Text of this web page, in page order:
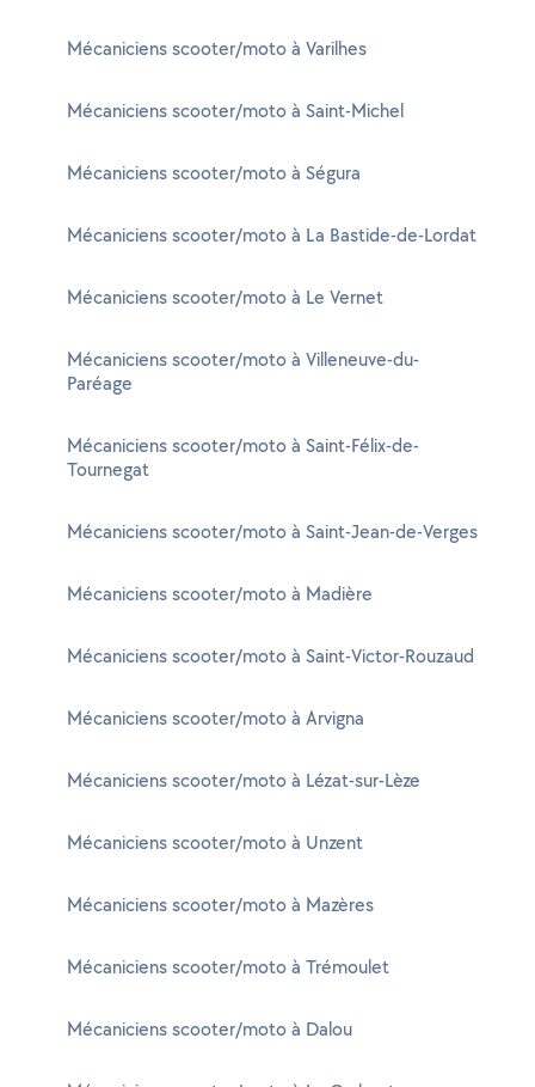
Mécaniciens scooter/moto à Varilhes
Mécaniciens scooter/moto à Saint-Michel
Mécaniciens scooter/moto à Ségura
Mécaniciens scooter/moto à La Bastide-de-Lordat
Mécaniciens scooter/moto à Le Vernet
Mécaniciens scooter/moto à Villeneuve-du-
Paréage
Mécaniciens scooter/moto à Saint-Félix-de-
Tournegat
Mécaniciens scooter/moto à Saint-Jean-de-Verges
Mécaniciens scooter/moto à Madière
Mécaniciens scooter/moto à Saint-Victor-Rouzaud
Mécaniciens scooter/moto à Arvigna
Mécaniciens scooter/moto à Lézat-sur-Lèze
Mécaniciens scooter/moto à Unzent
Mécaniciens scooter/moto à Mazères
Mécaniciens scooter/moto à Trémoulet
Mécaniciens scooter/moto à Dalou